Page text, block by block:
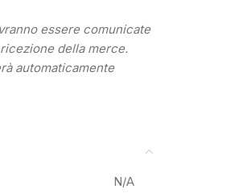
essere comunicate
della merce.
automaticamente
N/A